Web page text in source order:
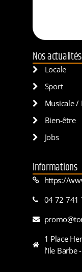
Nos actualités
Locale
Sport
Musicale /
Bien-être
Jobs
Informations
https://
04 72 741
1 Place
l'Ile Barbe